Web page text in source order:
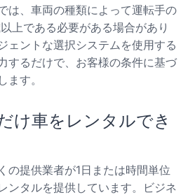
は、車両の種類によって運転手の
上である必要がある場合があり
ェントな選択システムを使用する
するだけで、お客様の条件に基づ
ます。
け車をレンタルでき
の提供業者が1日または時間単位
ンタルを提供しています。ビジネ